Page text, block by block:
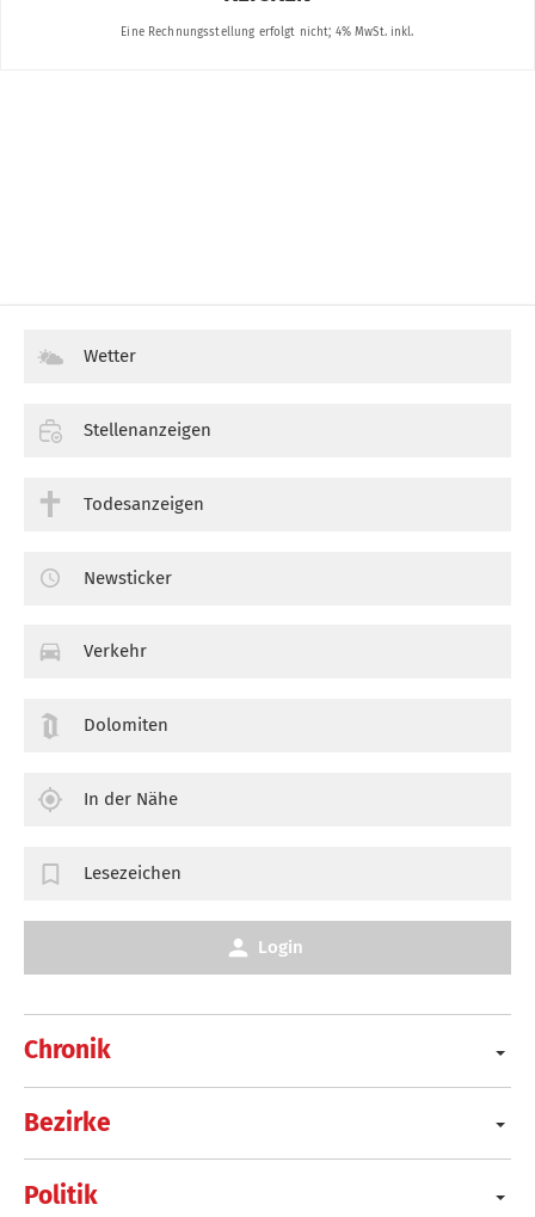
Chronik
Bezirke
Politik
Wetter
Stellenanzeigen
Todesanzeigen
Newsticker
Verkehr
Dolomiten
In der Nähe
Lesezeichen
Login